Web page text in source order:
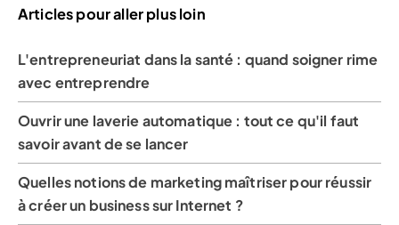
Articles pour aller plus loin
L'entrepreneuriat dans la santé : quand soigner rime
avec entreprendre
Ouvrir une laverie automatique : tout ce qu'il faut
savoir avant de se lancer
Quelles notions de marketing maîtriser pour réussir
à créer un business sur Internet ?